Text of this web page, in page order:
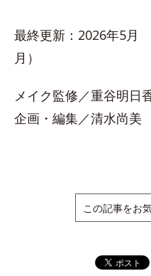
最終更新：2026年5月
月）
メイク監修／重谷明日
企画・編集／清水尚美
この記事をお